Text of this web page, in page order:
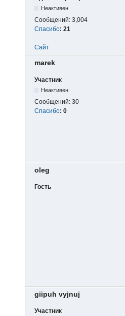
Неактивен
Сообщений: 3,004
Спасибо: 21
Сайт
marek
Участник
Неактивен
Сообщений: 30
Спасибо: 0
oleg
Гость
giipuh vyjnuj
Участник